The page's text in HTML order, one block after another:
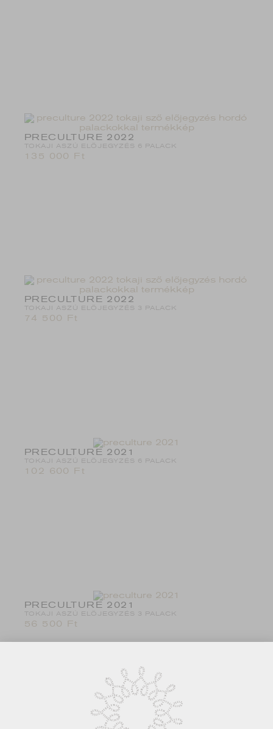
PRECULTURE 2022
TOKAJI ASZÚ ELŐJEGYZÉS 6 PALACK
135 000 Ft
PRECULTURE 2022
TOKAJI ASZÚ ELŐJEGYZÉS 3 PALACK
74 500 Ft
PRECULTURE 2021
TOKAJI ASZÚ ELŐJEGYZÉS 6 PALACK
102 600 Ft
PRECULTURE 2021
TOKAJI ASZÚ ELŐJEGYZÉS 3 PALACK
56 500 Ft